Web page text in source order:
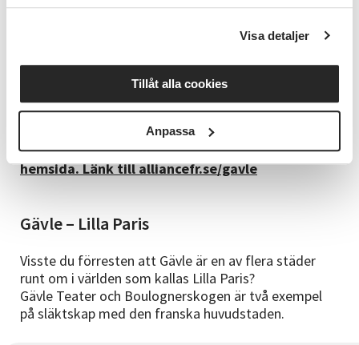
Visa detaljer
Tillåt alla cookies
Anpassa
”När rytm möter skärmen: rap och fransk film”
av Thibault Vigier, som har en kandidatexamen i film
Efter föredraget visas kortfilmen Venerman av
Swann Arlaud och Tatiana Vialle.
Dag:17 november kl. 17.30-18.30
Plats:Studieförbundet Vuxenskolan,
Hantverkargatan 33, Gävle. 1 trappa upp, hiss finns.
Läs mer om föreningen Alliance France på deras
hemsida. Länk till alliancefr.se/gavle
Gävle – Lilla Paris
Visste du förresten att Gävle är en av flera städer
runt om i världen som kallas Lilla Paris?
Gävle Teater och Boulognerskogen är två exempel
på släktskap med den franska huvudstaden.